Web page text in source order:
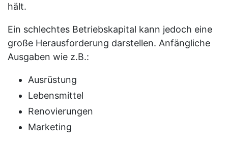
hält.
Ein schlechtes Betriebskapital kann jedoch eine
große Herausforderung darstellen. Anfängliche
Ausgaben wie z.B.:
Ausrüstung
Lebensmittel
Renovierungen
Marketing